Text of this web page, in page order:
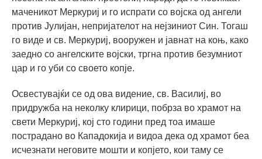
маченикот Меркуриј и го испрати со војска од ангели
против Јулијан, непријателот на нејзиниот Син. Тогаш
го виде и св. Меркуриј, вооружен и јавнат на коњ, како
заедно со ангелските војски, тргна против безумниот
цар и го уби со своето копје.
Освестувајќи се од ова видение, св. Василиј, во
придружба на неколку клирици, побрза во храмот на
свети Меркуриј, кој сто години пред тоа имаше
пострадано во Кападокија и видоа дека од храмот беа
исчезнати неговите мошти и копјето, кои таму се